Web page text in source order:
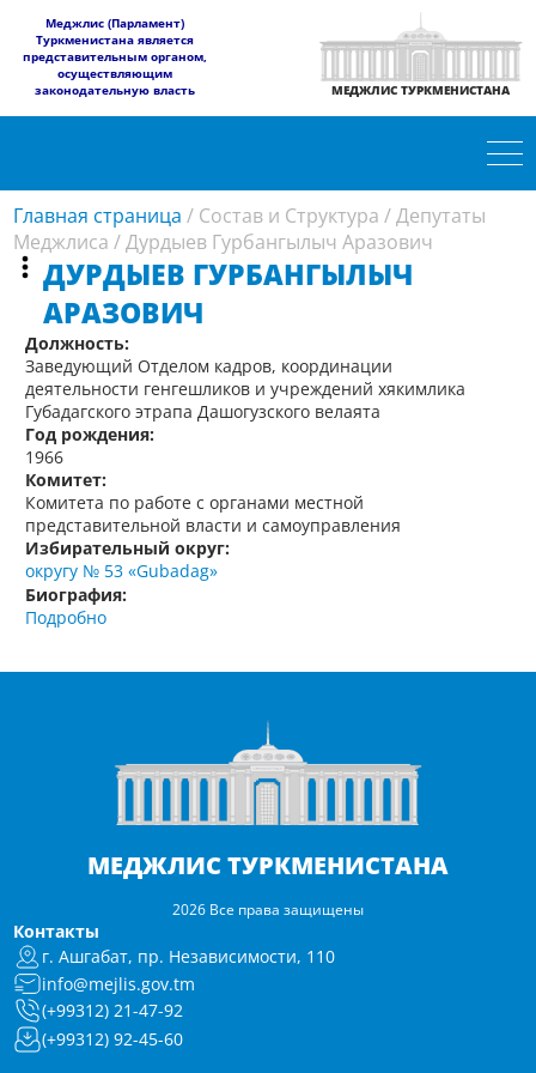
​Меджлис (Парламент)
Туркменистана является
представительным органом,
осуществляющим
законодательную власть
МЕДЖЛИС ТУРКМЕНИСТАНА
Главная страница / Состав и Структура /Депутаты
Меджлиса /Дурдыев Гурбангылыч Аразович
ДУРДЫЕВ ГУРБАНГЫЛЫЧ
АРАЗОВИЧ
Должность:
Заведующий Отделом кадров, координации
деятельности генгешликов и учреждений хякимлика
Губадагского этрапа Дашогузского велаята
Год рождения:
1966
Комитет:
Комитета по работе с органами местной
представительной власти и самоуправления
Избирательный округ:
округу № 53 «Gubadag»
Биография:
Подробно
МЕДЖЛИС ТУРКМЕНИСТАНА
2026 Все права защищены
Контакты
г. Ашгабат, пр. Независимости, 110
info@mejlis.gov.tm
(+99312) 21-47-92
(+99312) 92-45-60